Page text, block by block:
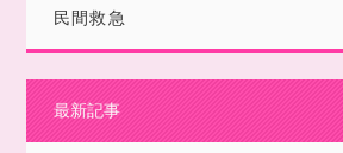
民間救急
最新記事